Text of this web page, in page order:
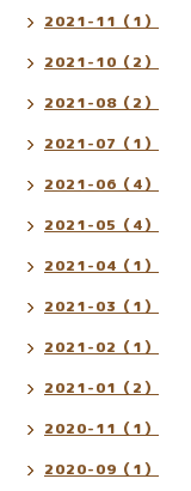
2021-11（1）
2021-10（2）
2021-08（2）
2021-07（1）
2021-06（4）
2021-05（4）
2021-04（1）
2021-03（1）
2021-02（1）
2021-01（2）
2020-11（1）
2020-09（1）